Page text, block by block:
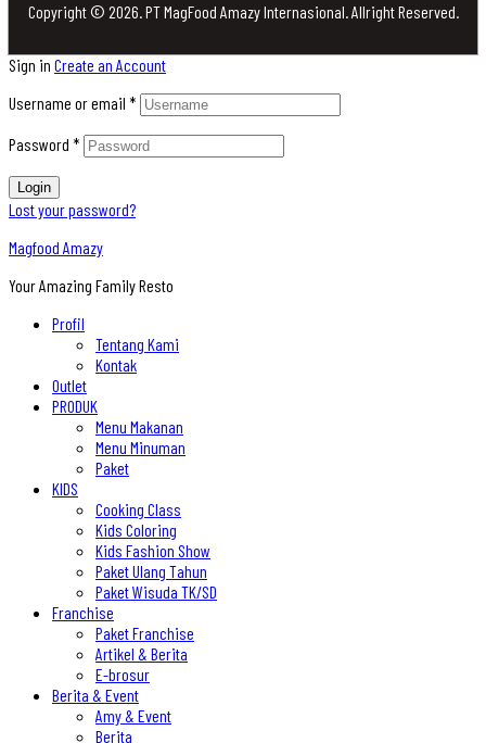
Copyright © 2026. PT MagFood Amazy Internasional. Allright Reserved.
Sign in Create an Account
Username or email *
Password *
Login
Lost your password?
Magfood Amazy
Your Amazing Family Resto
Profil
Tentang Kami
Kontak
Outlet
PRODUK
Menu Makanan
Menu Minuman
Paket
KIDS
Cooking Class
Kids Coloring
Kids Fashion Show
Paket Ulang Tahun
Paket Wisuda TK/SD
Franchise
Paket Franchise
Artikel & Berita
E-brosur
Berita & Event
Amy & Event
Berita